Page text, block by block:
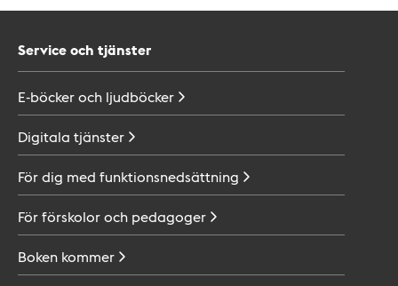
Service och tjänster
E-böcker och ljudböcker
Digitala tjänster
För dig med funktionsnedsättning
För förskolor och pedagoger
Boken kommer